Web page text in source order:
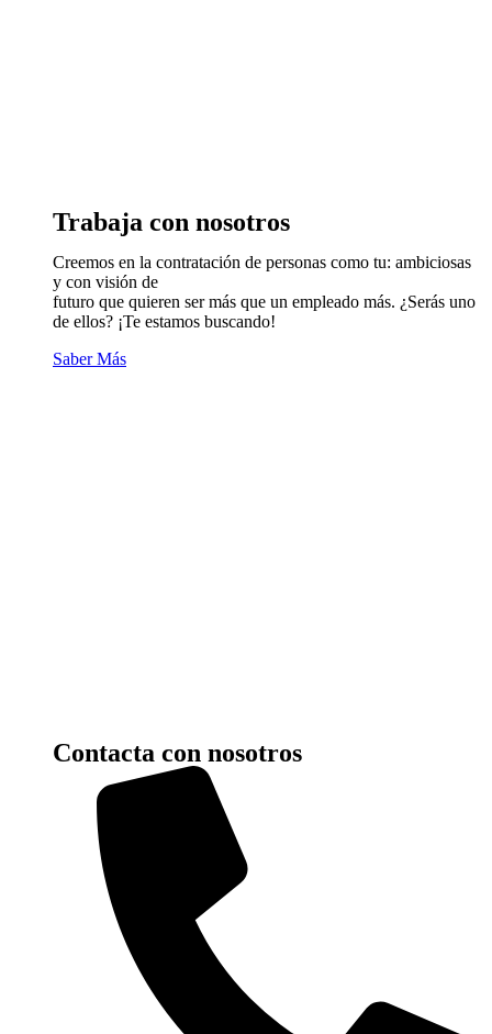
Trabaja con nosotros
Creemos en la contratación de personas como tu: ambiciosas
y con visión de
futuro que quieren ser más que un empleado más. ¿Serás uno
de ellos? ¡Te estamos buscando!
Saber Más
Contacta con nosotros